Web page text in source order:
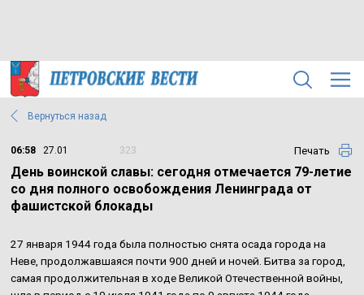
Вернуться назад
06:58 27.01 323 Печать
День воинской славы: сегодня отмечается 79-летие
со дня полного освобождения Ленинграда от
фашистской блокады
27 января 1944 года была полностью снята осада города на
Неве, продолжавшаяся почти 900 дней и ночей. Битва за город,
самая продолжительная в ходе Великой Отечественной войны,